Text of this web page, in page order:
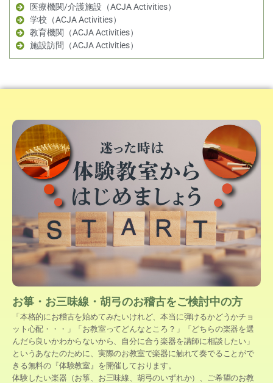
医療機関/介護施設（ACJA Activities）
学校（ACJA Activities）
教育機関（ACJA Activities）
施設訪問（ACJA Activities）
お箏・お三味線・胡弓のお稽古をご検討中の方
「本格的にお稽古を始めてみたいけれど、本当に弾けるかどうかチョ
ット心配・・・」「お教室ってどんなところ？」「どちらの楽器を選
んだら良いかわからないから、自分に合う楽器を講師に相談したい」
というあなたのために、実際のお教室で楽器に触れて奏でることがで
きる無料の『体験教室』を開催しております。
体験したい楽器（お箏、お三味線、胡弓のいずれか）、ご希望のお教